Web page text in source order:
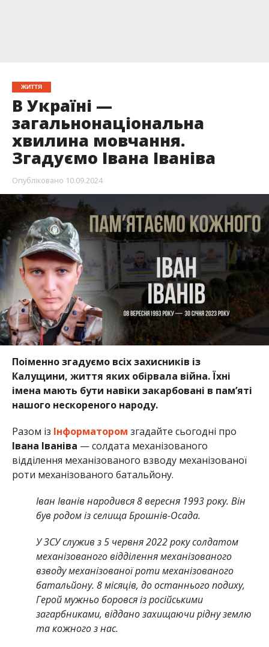
ЖИТТЯ
В Україні —
загальнонаціональна
хвилина мовчання.
Згадуємо Івана Іваніва
Опубліковано 10.09.2024
Поіменно згадуємо всіх захисників із
Калущини, життя яких обірвала війна. Їхні
імена мають бути навіки закарбовані в пам’яті
нашого нескореного народу.
Разом із Інформатором згадайте сьогодні про
Івана Іваніва —солдата механізованого
відділення механізованого взводу механізованої
роти механізованого батальйону.
Іван Іванів народився 8 вересня 1993 року. Він
був родом із селища Брошнів-Осада.
У ЗСУ служив з 5 червня 2022 року солдатом
механізованого відділення механізованого
взводу механізованої роти механізованого
батальйону. 8 місяців, до останнього подиху,
Герой мужньо боровся із російськими
загарбниками, віддано захищаючи рідну землю
та кожного з нас.